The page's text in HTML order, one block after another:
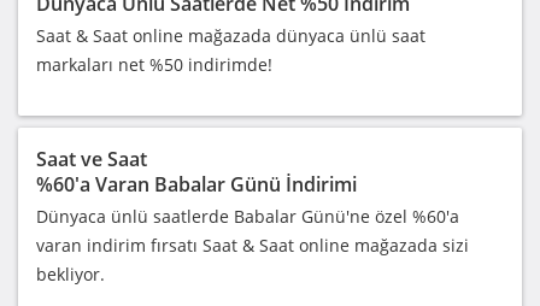
Saat & Saat online mağazada dünyaca ünlü saat
markaları net %50 indirimde!
Saat ve Saat
%60'a Varan Babalar Günü İndirimi
Dünyaca ünlü saatlerde Babalar Günü'ne özel %60'a
varan indirim fırsatı Saat & Saat online mağazada sizi
bekliyor.